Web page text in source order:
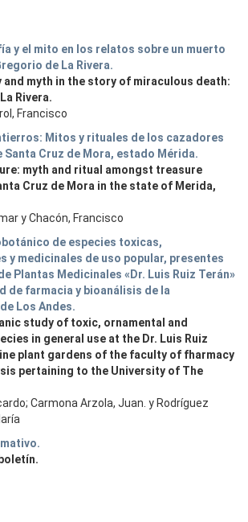
y el mito en los relatos sobre un muerto
de La Rivera.
and myth in the story of miraculous death:
Rivera.
Francisco
Mitos y rituales de los cazadores
Santa Cruz de Mora, estado Mérida.
myth and ritual amongst treasure
Cruz de Mora in the state of Merida,
y Chacón, Francisco
de especies toxicas,
y medicinales de uso popular, presentes
Plantas Medicinales «Dr. Luis Ruiz Terán»
de farmacia y bioanálisis de la
Los Andes.
study of toxic, ornamental and
in general use at the Dr. Luis Ruiz
plant gardens of the faculty of fharmacy
pertaining to the University of The
Carmona Arzola, Juan. y Rodríguez